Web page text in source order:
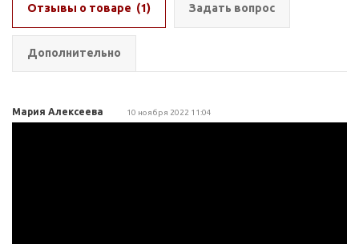
Отзывы о товаре (1) Задать вопрос
Дополнительно
Мария Алексеева 10 ноября 2022 11:04